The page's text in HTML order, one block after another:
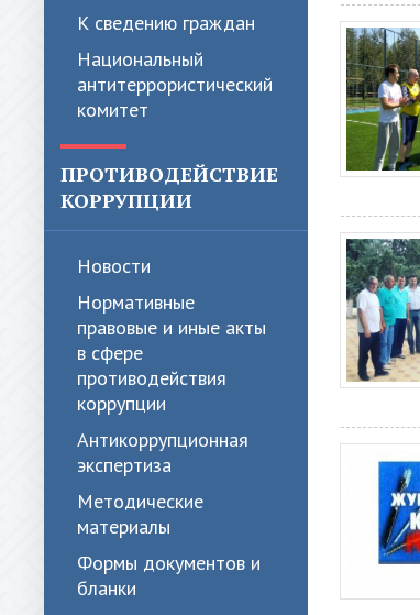
К сведению граждан
Национальный
антитеррористический
комитет
ПРОТИВОДЕЙСТВИЕ
КОРРУПЦИИ
Новости
Нормативные
правовые и иные акты
в сфере
противодействия
коррупции
Антикоррупционная
экспертиза
Методические
материалы
Формы документов и
бланки